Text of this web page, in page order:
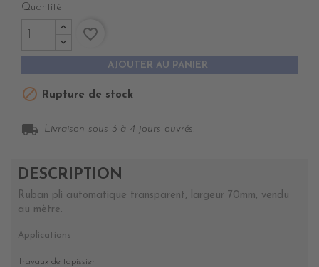
Quantité
AJOUTER AU PANIER
favorite_border
 Rupture de stock
local_shipping Livraison sous 3 à 4 jours ouvrés.
DESCRIPTION
Ruban pli automatique transparent, largeur 70mm, vendu
au mètre.
Applications
Travaux de tapissier